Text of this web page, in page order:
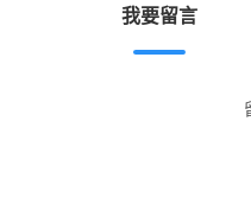
我要留言